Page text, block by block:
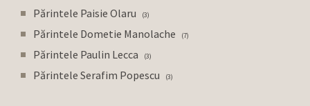
Părintele Paisie Olaru 3
Părintele Dometie Manolache 7
Părintele Paulin Lecca 3
Părintele Serafim Popescu 3